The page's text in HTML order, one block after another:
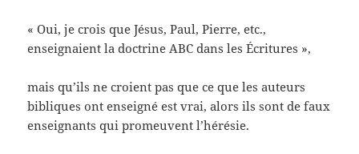
« Oui, je crois que Jésus, Paul, Pierre, etc.,
enseignaient la doctrine ABC dans les Écritures »,
mais qu’ils ne croient pas que ce que les auteurs
bibliques ont enseigné est vrai, alors ils sont de faux
enseignants qui promeuvent l’hérésie.